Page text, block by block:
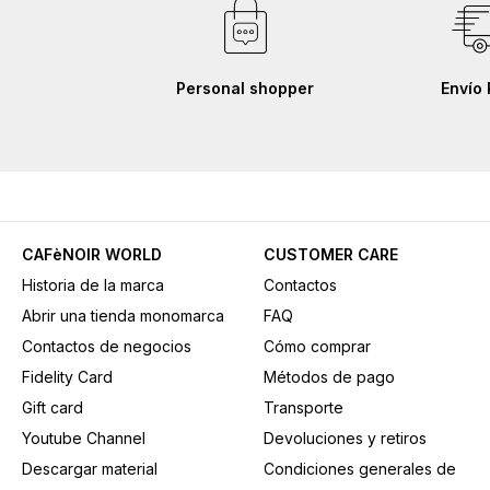
Personal shopper Envío
CAFèNOIR WORLD
Historia de la marca
Abrir una tienda monomarca
Contactos de negocios
Fidelity Card
Gift card
Youtube Channel
Descargar material
CUSTOMER CARE
Contactos
FAQ
Cómo comprar
Métodos de pago
Transporte
Devoluciones y retiros
Condiciones generales de